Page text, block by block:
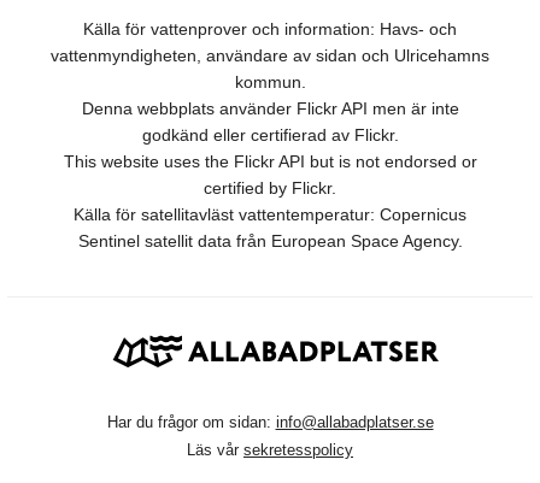
Källa för vattenprover och information: Havs- och
vattenmyndigheten, användare av sidan och Ulricehamns
kommun.
Denna webbplats använder Flickr API men är inte
godkänd eller certifierad av Flickr.
This website uses the Flickr API but is not endorsed or
certified by Flickr.
Källa för satellitavläst vattentemperatur: Copernicus
Sentinel satellit data från European Space Agency.
Har du frågor om sidan: info@allabadplatser.se
Läs vår sekretesspolicy